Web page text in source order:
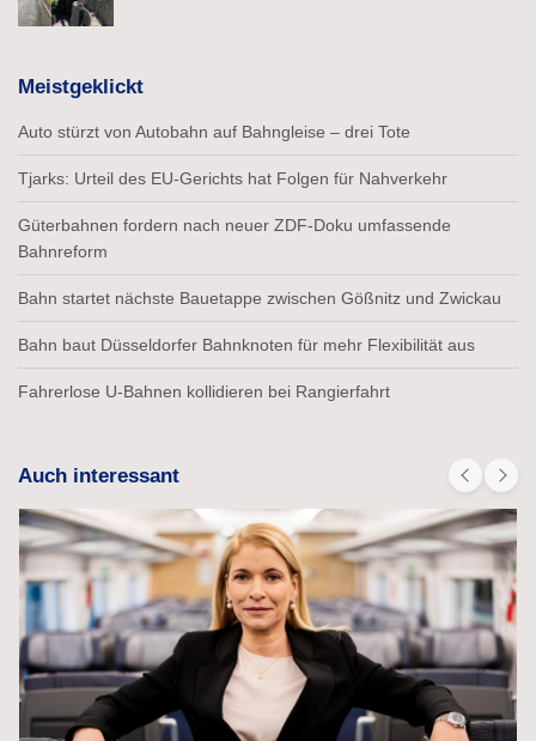
Meistgeklickt
Auto stürzt von Autobahn auf Bahngleise – drei Tote
Tjarks: Urteil des EU-Gerichts hat Folgen für Nahverkehr
Güterbahnen fordern nach neuer ZDF-Doku umfassende
Bahnreform
Bahn startet nächste Bauetappe zwischen Gößnitz und Zwickau
Bahn baut Düsseldorfer Bahnknoten für mehr Flexibilität aus
Fahrerlose U-Bahnen kollidieren bei Rangierfahrt
Auch interessant